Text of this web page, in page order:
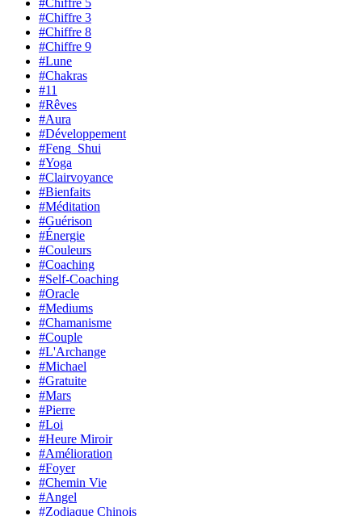
#Chiffre 3
#Chiffre 8
#Chiffre 9
#Lune
#Chakras
#11
#Rêves
#Aura
#Développement
#Feng_Shui
#Yoga
#Clairvoyance
#Bienfaits
#Méditation
#Guérison
#Énergie
#Couleurs
#Coaching
#Self-Coaching
#Oracle
#Mediums
#Chamanisme
#Couple
#L'Archange
#Michael
#Gratuite
#Mars
#Pierre
#Loi
#Heure Miroir
#Amélioration
#Foyer
#Chemin Vie
#Angel
#Zodiaque Chinois